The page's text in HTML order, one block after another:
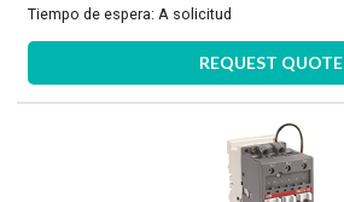
Tiempo de espera:A solicitud
REQUEST QUOTE